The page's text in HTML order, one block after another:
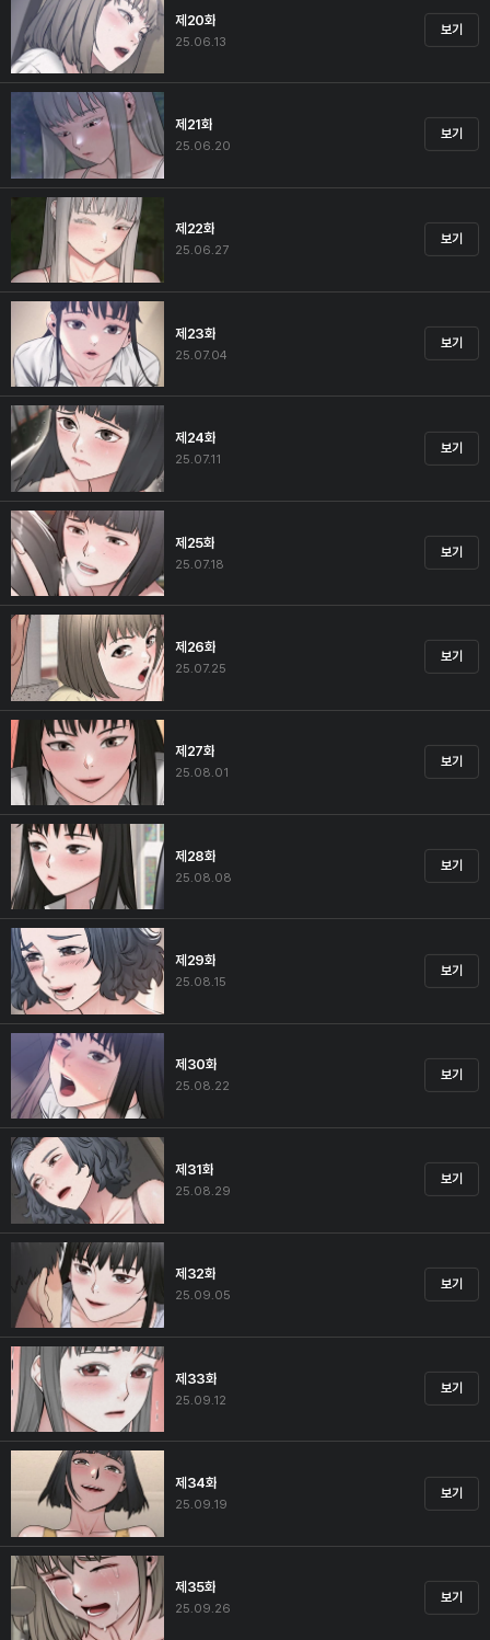
제20화
25.06.13
보기
제21화
25.06.20
보기
제22화
25.06.27
보기
제23화
25.07.04
보기
제24화
25.07.11
보기
제25화
25.07.18
보기
제26화
25.07.25
보기
제27화
25.08.01
보기
제28화
25.08.08
보기
제29화
25.08.15
보기
제30화
25.08.22
보기
제31화
25.08.29
보기
제32화
25.09.05
보기
제33화
25.09.12
보기
제34화
25.09.19
보기
제35화
25.09.26
보기